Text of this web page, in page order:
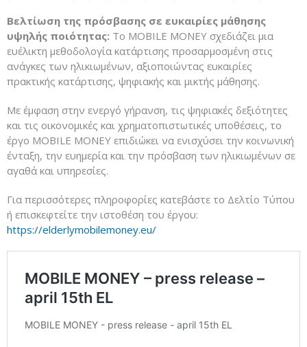
Βελτίωση της πρόσβασης σε ευκαιρίες μάθησης
υψηλής ποιότητας: Το MOBILE MONEY σχεδιάζει μια
ευέλικτη μεθοδολογία κατάρτισης προσαρμοσμένη στις
ανάγκες των ηλικιωμένων, αξιοποιώντας ευκαιρίες
πρακτικής κατάρτισης, ψηφιακής και μικτής μάθησης.
Με έμφαση στην ενεργό γήρανση, τις ψηφιακές δεξιότητες
και τις οικονομικές και χρηματοπιστωτικές υποθέσεις, το
έργο MOBILE MONEY επιδιώκει να ενισχύσει την κοινωνική
ένταξη, την ευημερία και την πρόσβαση των ηλικιωμένων σε
αγαθά και υπηρεσίες.
Για περισσότερες πληροφορίες κατεβάστε το Δελτίο Τύπου
ή επισκεφτείτε την ιστοθέση του έργου:
https://elderlymobilemoney.eu/